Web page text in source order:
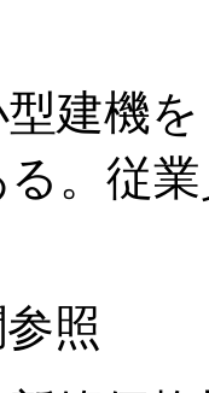
建機
。従
照